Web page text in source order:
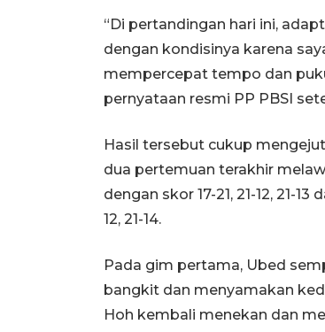
“Di pertandingan hari ini,
dengan kondisinya karena
mempercepat tempo dan
pernyataan resmi PP PBSI
Hasil tersebut cukup
dua pertemuan terakhir
dengan skor 17-21, 21-12, 21-
12, 21-14.
Pada gim pertama, Ubed
bangkit dan menyamakan
Hoh kembali menekan dan